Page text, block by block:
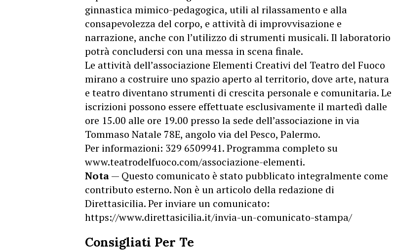
ginnastica mimico-pedagogica, utili al rilassamento e alla
consapevolezza del corpo, e attività di improvvisazione e
narrazione, anche con l’utilizzo di strumenti musicali. Il laboratorio
potrà concludersi con una messa in scena finale.
Le attività dell’associazione Elementi Creativi del Teatro del Fuoco
mirano a costruire uno spazio aperto al territorio, dove arte, natura
e teatro diventano strumenti di crescita personale e comunitaria. Le
iscrizioni possono essere effettuate esclusivamente il martedì dalle
ore 15.00 alle ore 19.00 presso la sede dell’associazione in via
Tommaso Natale 78E, angolo via del Pesco, Palermo.
Per informazioni: 329 6509941. Programma completo su
www.teatrodelfuoco.com/associazione-elementi.
Nota— Questo comunicato è stato pubblicato integralmente come
contributo esterno. Non è un articolo della redazione di
Direttasicilia. Per inviare un comunicato:
https://www.direttasicilia.it/invia-un-comunicato-stampa/
Consigliati Per Te